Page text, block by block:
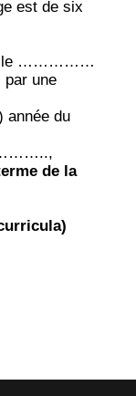
est de six
le ……………
par une
année du
de la